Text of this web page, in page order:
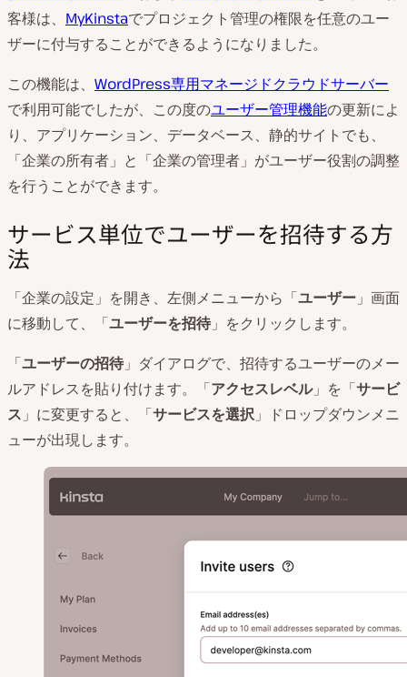
客様は、 MyKinstaでプロジェクト管理の権限を任意のユー
ザーに付与することができるようになりました。
この機能は、 WordPress専用マネージドクラウドサーバー
で利用可能でしたが、この度のユーザー管理機能の更新によ
り、アプリケーション、データベース、静的サイトでも、
「企業の所有者」と「企業の管理者」がユーザー役割の調整
を行うことができます。
サービス単位でユーザーを招待する方
法
「企業の設定」を開き、左側メニューから「ユーザー 」画面
に移動して、「ユーザーを招待」をクリックします。
「ユーザーの招待」ダイアログで、招待するユーザーのメー
ルアドレスを貼り付けます。「アクセスレベル」を「サービ
ス 」に変更すると、「サービスを選択 」ドロップダウンメニ
ューが出現します。